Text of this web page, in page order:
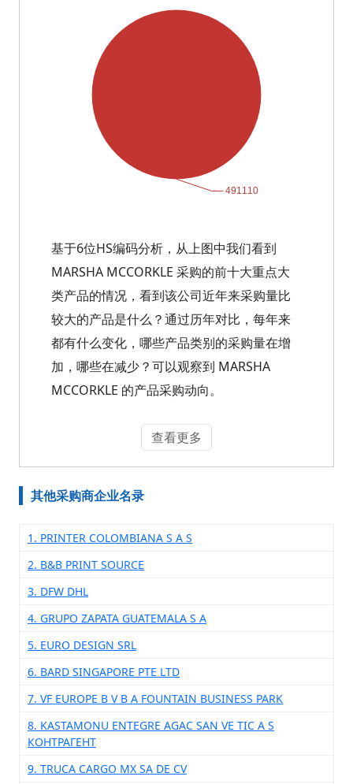
基于6位HS编码分析，从上图中我们看到
MARSHA MCCORKLE 采购的前十大重点大
类产品的情况，看到该公司近年来采购量比
较大的产品是什么？通过历年对比，每年来
都有什么变化，哪些产品类别的采购量在增
加，哪些在减少？可以观察到 MARSHA
MCCORKLE 的产品采购动向。
查看更多
其他采购商企业名录
1. PRINTER COLOMBIANA S A S
2. B&B PRINT SOURCE
3. DFW DHL
4. GRUPO ZAPATA GUATEMALA S A
5. EURO DESIGN SRL
6. BARD SINGAPORE PTE LTD
7. VF EUROPE B V B A FOUNTAIN BUSINESS PARK
8. KASTAMONU ENTEGRE AGAC SAN VE TIC A S
КОНТРАГЕНТ
9. TRUCA CARGO MX SA DE CV